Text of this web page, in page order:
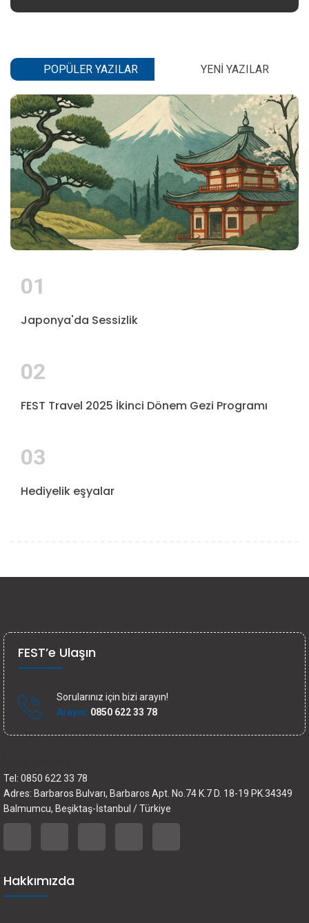
POPÜLER YAZILAR YENI YAZILAR
01
Japonya'da Sessizlik
02
FEST Travel 2025 İkinci Dönem Gezi Programı
03
Hediyelik eşyalar
FEST’e Ulaşın
Sorularınız için bizi arayın!
Arayın: 0850 622 33 78
Tel: 0850 622 33 78
Adres: Barbaros Bulvarı, Barbaros Apt. No.74 K.7 D. 18-19 PK.34349
Balmumcu, Beşiktaş-İstanbul / Türkiye
Hakkımızda